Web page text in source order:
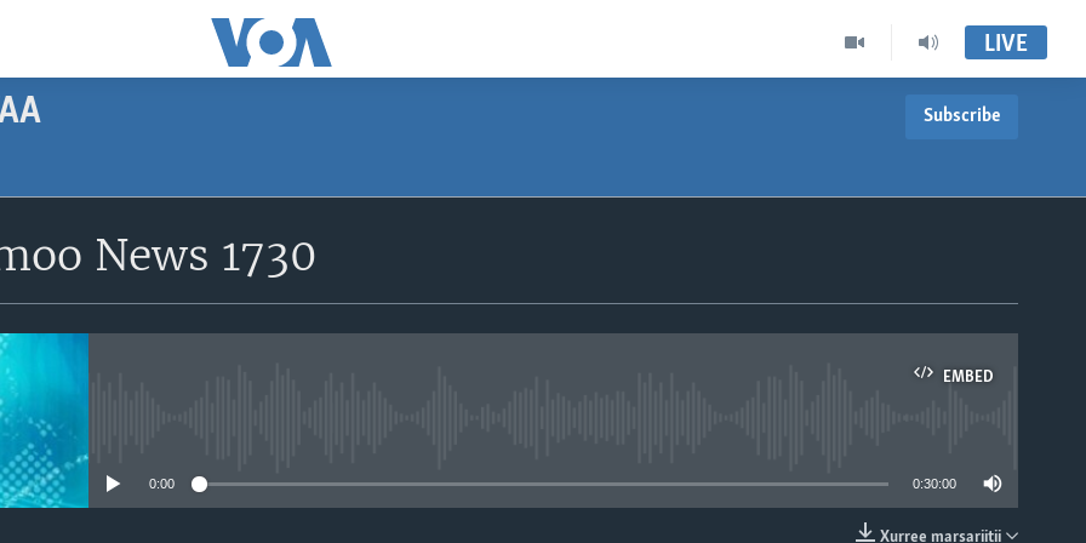
LIVE
Subscribe
Apple Podcasts
News 1730
EMBED
0:00 0:30:00
Xurree marsariitii